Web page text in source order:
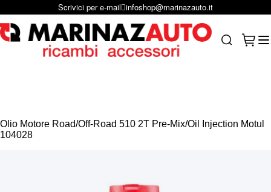
Salta al contenutoScrivici per e-mail infoshop@marinazauto.it
Olio Motore Road/Off-Road 510 2T Pre-Mix/Oil Injection Motul
104028